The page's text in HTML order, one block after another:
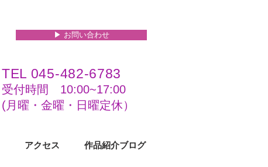
▶︎ お問い合わせ
TEL 045-482-6783
受付時間 10:00~17:00​​​
(​月曜・金曜・日曜定休）
アクセス 作品紹介ブログ